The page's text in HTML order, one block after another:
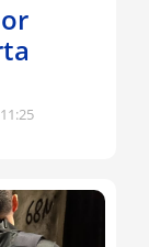
11:25